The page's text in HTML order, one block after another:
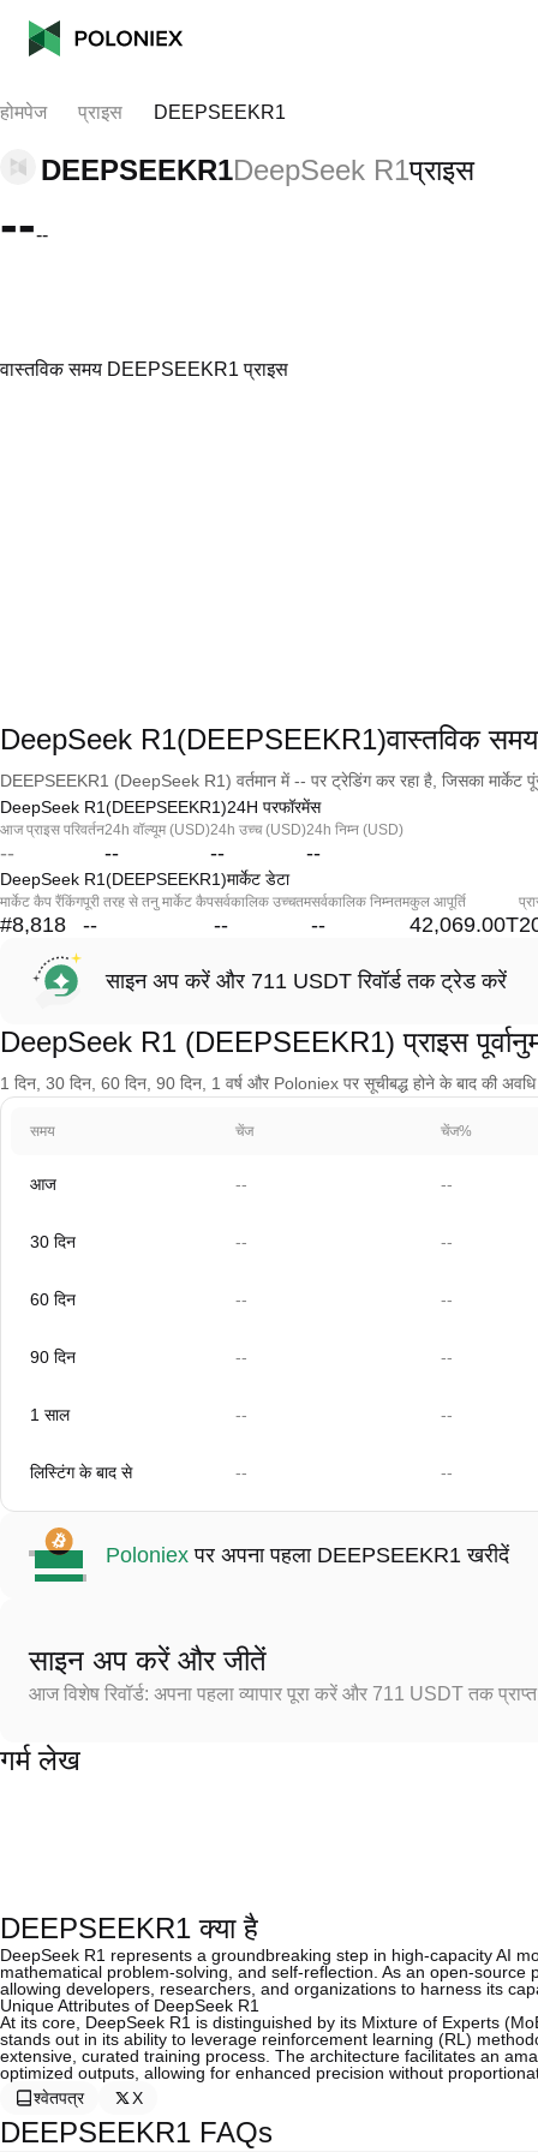
होमपेज प्राइस DEEPSEEKR1
DEEPSEEKR1DeepSeek R1प्राइस
----
वास्तविक समय DEEPSEEKR1 प्राइस
DeepSeek R1(DEEPSEEKR1)वास्तविक समय
DEEPSEEKR1 (DeepSeek R1) वर्तमान में -- पर ट्रेडिंग कर रहा है, जिसका मार्केट
DeepSeek R1(DEEPSEEKR1)24H परफॉरमेंस
आज प्राइस परिवर्तन
--
24h वॉल्यूम (USD)
--
24h उच्च (USD)
--
24h निम्न (USD)
--
DeepSeek R1(DEEPSEEKR1)मार्केट डेटा
मार्केट कैप रैंकिंग
#8,818
पूरी तरह से तनु मार्केट कैप
--
सर्वकालिक उच्चतम
--
सर्वकालिक निम्नतम
--
कुल आपूर्ति
42,069.00T
साइन अप करें और 711 USDT रिवॉर्ड तक ट्रेड करें
DeepSeek R1 (DEEPSEEKR1) प्राइस
1 दिन, 30 दिन, 60 दिन, 90 दिन, 1 वर्ष और Poloniex पर सूचीबद्ध होने के बाद की
समय चेंज चेंज%
आज -- --
30 दिन -- --
60 दिन -- --
90 दिन -- --
1 साल -- --
लिस्टिंग के बाद से -- --
Poloniex पर अपना पहला DEEPSEEKR1 खरीदें
साइन अप करें और जीतें
आज विशेष रिवॉर्ड: अपना पहला व्यापार पूरा करें और 711 USDT तक
गर्म लेख
DEEPSEEKR1 क्या है
DeepSeek R1 represents a groundbreaking step in high-capacity AI
mathematical problem-solving, and self-reflection. As an open-
allowing developers, researchers, and organizations to harness its
Unique Attributes of DeepSeek R1
At its core, DeepSeek R1 is distinguished by its Mixture of Experts
stands out in its ability to leverage reinforcement learning (RL)
extensive, curated training process. The architecture facilitates an
optimized outputs, allowing for enhanced precision without
श्वेतपत्र
X
DEEPSEEKR1 FAQs